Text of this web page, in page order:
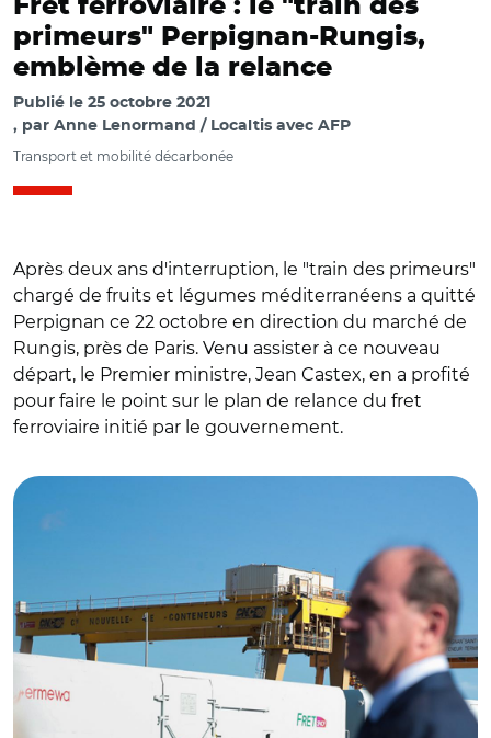
Fret ferroviaire : le "train des
primeurs" Perpignan-Rungis,
emblème de la relance
Publié le 25 octobre 2021
par Anne Lenormand / Localtis avec AFP
Transport et mobilité décarbonée
Après deux ans d'interruption, le "train des primeurs"
chargé de fruits et légumes méditerranéens a quitté
Perpignan ce 22 octobre en direction du marché de
Rungis, près de Paris. Venu assister à ce nouveau
départ, le Premier ministre, Jean Castex, en a profité
pour faire le point sur le plan de relance du fret
ferroviaire initié par le gouvernement.